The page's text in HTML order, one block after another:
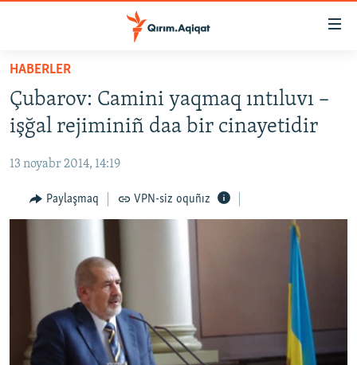
Esas
qaytmaq
Baş
navigatsiyağa
qaytmaq
qaytmaq
HABERLER
SİYASET
İQTİSADİYAT
CEMİYET
MEDENİYET
BLOGLAR
FİKİR
HABERLER
Çubarov: Camini yaqmaq ıntıluvı –
işğal rejiminiñ daa bir cinayetidir
13 noyabr 2014, 14:19
Paylaşmaq VPN-siz oquñız